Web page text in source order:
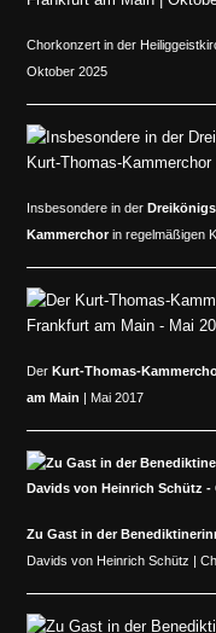
Chorkonzert in der
Oktober 2025
Insbesondere in der
Kammerchorin regelmäßigen
Der Kurt-Thomas-
am Main | Mai 2017
Zu Gast in der
Davids von Heinrich Schütz |